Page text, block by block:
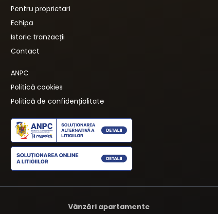
Pentru proprietari
Echipa
Istoric tranzacții
Contact
ANPC
Politică cookies
Politică de confidențialitate
Vânzări apartamente